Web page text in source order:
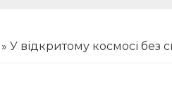
» У відкритому космосі